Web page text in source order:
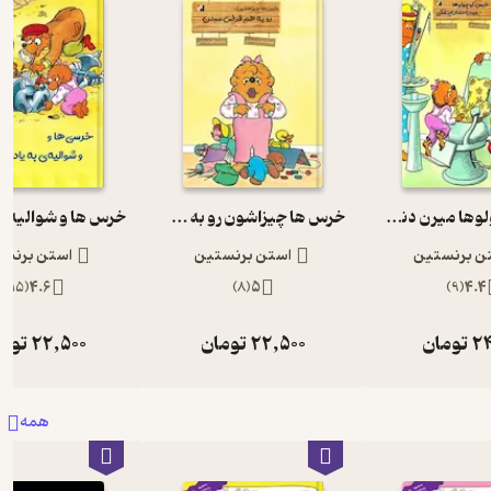
خرس کوچولوها میرن دندان پزشکی
برنستین
4.4
(
9
)
تومان
خرس ها چیزاشون رو به هم قرض میدن
استن برنستین
5
(
8
)
22,500تومان
استن
4.6
(
15
22,500
همه